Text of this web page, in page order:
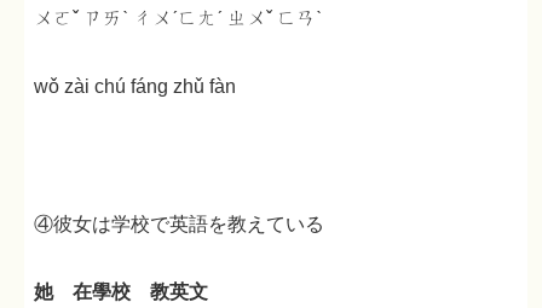
ㄨㄛˇ ㄗㄞˋ ㄔㄨˊㄈㄤˊ ㄓㄨˇ ㄈㄢˋ
wǒ zài chú fáng zhǔ fàn
④彼女は学校で英語を教えている
她 在學校 教英文